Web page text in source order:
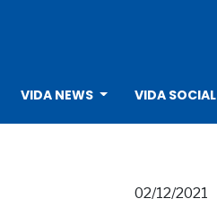
VIDA NEWS VIDA SOCIAL
02/12/2021